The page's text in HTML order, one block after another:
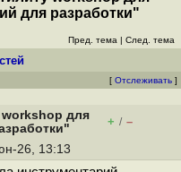
для разработки"
Пред. тема | След. тема
[ Отслеживать ]
для
+ / –
26, 13:13